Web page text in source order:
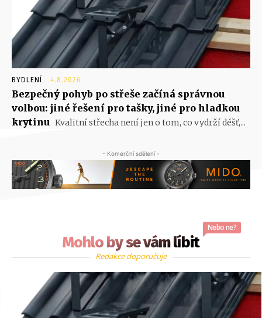
BYDLENÍ 4.8.2026
Bezpečný pohyb po střeše začíná správnou
volbou: jiné řešení pro tašky, jiné pro hladkou
krytinu Kvalitní střecha není jen o tom, co vydrží déšť,...
- Komerční sdělení -
Mohlo by se vám líbit
Nebo ne?
Redakce doporučuje